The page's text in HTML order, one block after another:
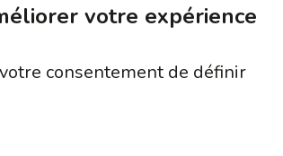
TikTok
votre expérience
consentement de définir